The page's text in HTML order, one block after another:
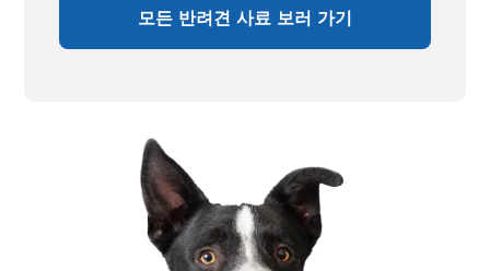
모든 반려견 사료 보러 가기